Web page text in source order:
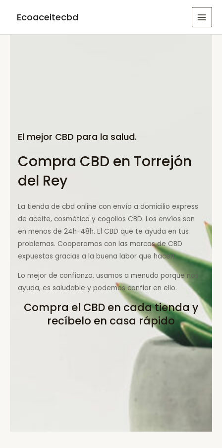
Ecoaceitecbd
El mejor CBD para la salud.
Compra CBD en Torrejón
del Rey
La tienda de cbd online con envío a domicilio express
de aceite, cosmética y cogollos CBD. Los envíos son
en menos de 24h-48h. El CBD que te ayuda en tus
problemas. Cooperamos con las marcas de CBD
expuestas gracias a la buena labor que hacen.
Lo mejor de confianza, usamos a menudo porque nos
ayuda, es saludable y podemos confiar en ello.
Compra el CBD en cada tienda y
recíbelo en casa rápido